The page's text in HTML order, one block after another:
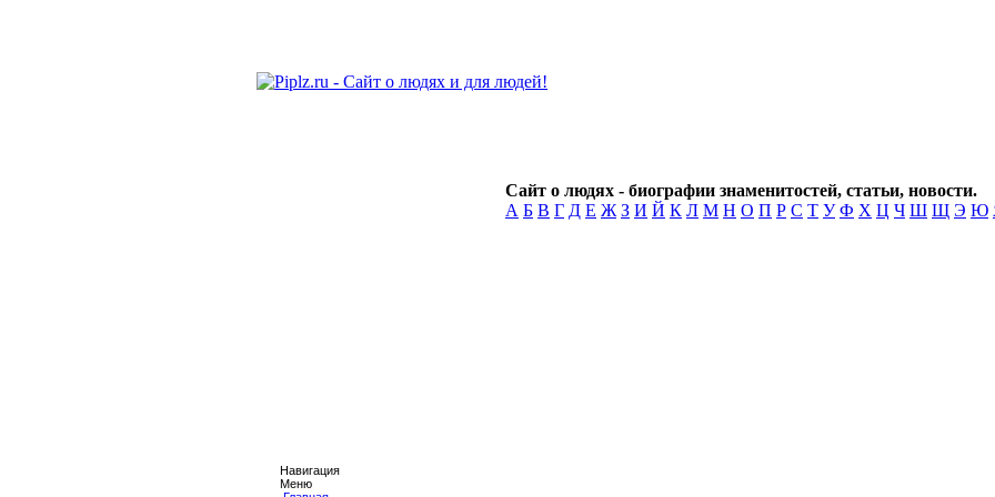
Сайт о людях - биографии знаменитостей, статьи, новости.
А Б В Г Д Е Ж З И Й К Л М Н О П Р С Т У Ф Х Ц Ч Ш Щ Э Ю
Навигация
Меню